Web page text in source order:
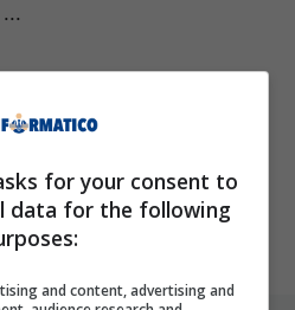
for your consent to
data for the following
and content, advertising and